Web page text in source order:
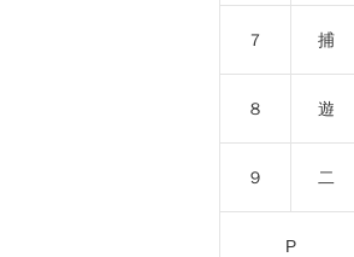
７ 捕
８ 遊
９ 二
P